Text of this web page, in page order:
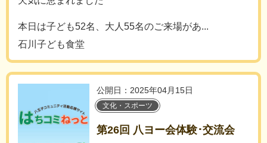
本日は子ども52名、大人55名のご来場があ...
石川子ども食堂
公開日：2025年04月15日
文化・スポーツ
第26回 八ヨー会体験･交流会